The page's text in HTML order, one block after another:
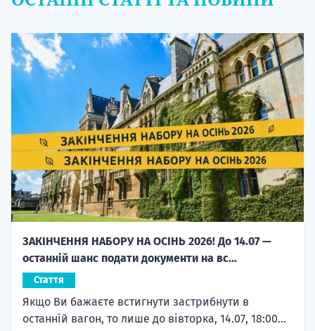
ЗАКІНЧЕННЯ НАБОРУ НА ОСІНЬ 2026! До 14.07 —
останній шанс подати документи на вс...
Стаття
Якщо Ви бажаєте встигнути застрибнути в
останній вагон, то лише до вівторка, 14.07, 18:00...